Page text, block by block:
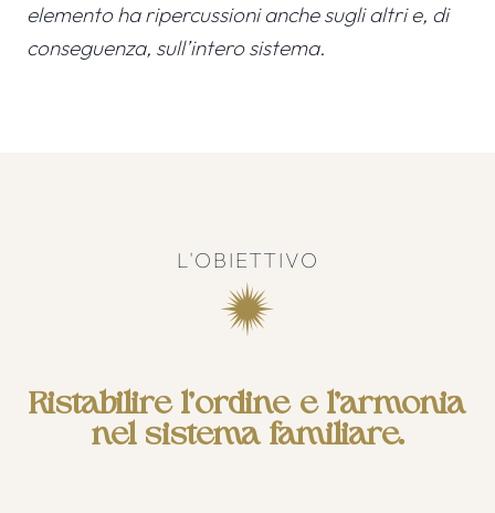
elemento ha ripercussioni anche sugli altri e, di
conseguenza, sull’intero sistema.
L'OBIETTIVO
Ristabilire l’ordine e l’armonia
nel sistema familiare.